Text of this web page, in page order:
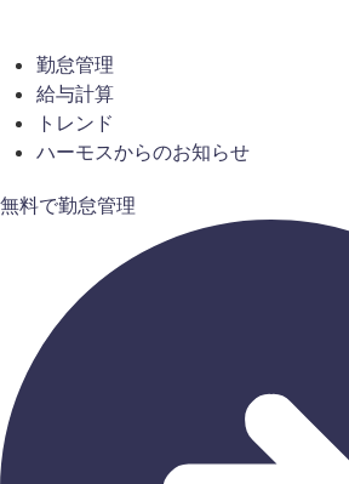
勤怠管理
給与計算
トレンド
ハーモスからのお知らせ
無料で勤怠管理